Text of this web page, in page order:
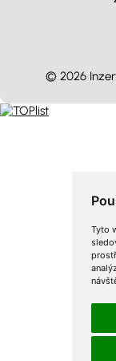
Tyto
© 2026